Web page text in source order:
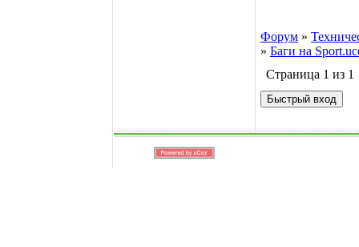
Форум »
» Баги на
Страница 1 из 1